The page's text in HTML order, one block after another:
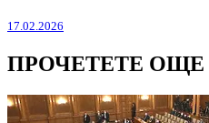
17.02.2026
ПРОЧЕТЕТЕ ОЩЕ